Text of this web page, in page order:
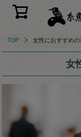
TOP 女性におすすめ
女